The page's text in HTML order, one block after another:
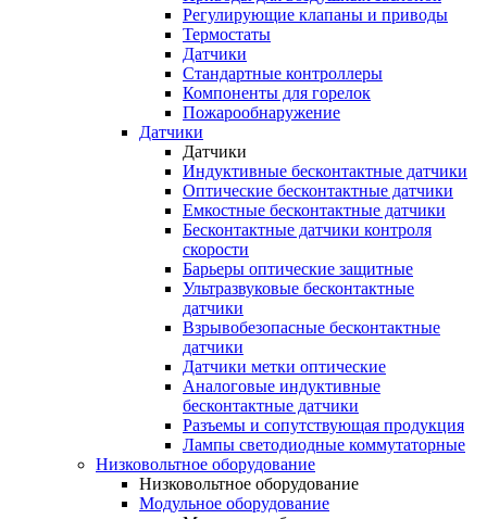
Регулирующие клапаны и приводы
Термостаты
Датчики
Стандартные контроллеры
Компоненты для горелок
Пожарообнаружение
Датчики
Датчики
Индуктивные бесконтактные датчики
Оптические бесконтактные датчики
Емкостные бесконтактные датчики
Бесконтактные датчики контроля
скорости
Барьеры оптические защитные
Ультразвуковые бесконтактные
датчики
Взрывобезопасные бесконтактные
датчики
Датчики метки оптические
Аналоговые индуктивные
бесконтактные датчики
Разъемы и сопутствующая продукция
Лампы светодиодные коммутаторные
Низковольтное оборудование
Низковольтное оборудование
Модульное оборудование